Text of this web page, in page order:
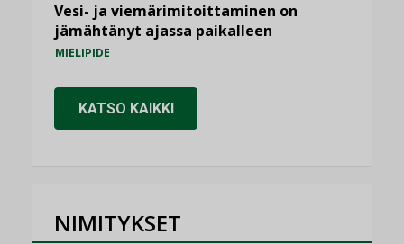
Vesi- ja viemärimitoittaminen on
jämähtänyt ajassa paikalleen
MIELIPIDE
KATSO KAIKKI
NIMITYKSET